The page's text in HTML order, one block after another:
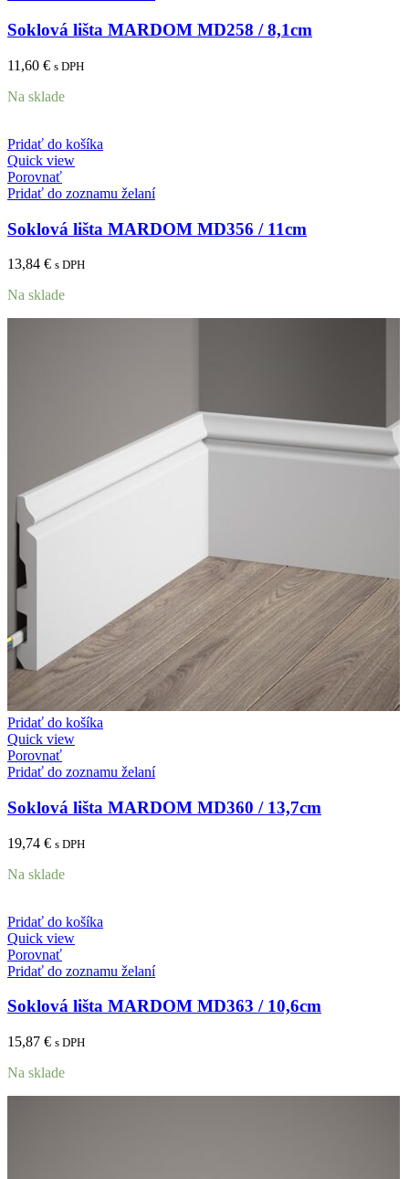
Soklová lišta MARDOM MD258 / 8,1cm
11,60 € s DPH
Na sklade
Pridať do košíka
Quick view
Porovnať
Pridať do zoznamu želaní
Soklová lišta MARDOM MD356 / 11cm
13,84 € s DPH
Na sklade
Pridať do košíka
Quick view
Porovnať
Pridať do zoznamu želaní
Soklová lišta MARDOM MD360 / 13,7cm
19,74 € s DPH
Na sklade
Pridať do košíka
Quick view
Porovnať
Pridať do zoznamu želaní
Soklová lišta MARDOM MD363 / 10,6cm
15,87 € s DPH
Na sklade